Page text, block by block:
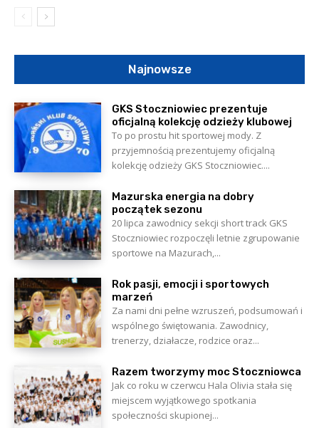
Najnowsze
GKS Stoczniowiec prezentuje
oficjalną kolekcję odzieży klubowej
To po prostu hit sportowej mody. Z
przyjemnością prezentujemy oficjalną
kolekcję odzieży GKS Stoczniowiec....
Mazurska energia na dobry
początek sezonu
20 lipca zawodnicy sekcji short track GKS
Stoczniowiec rozpoczęli letnie zgrupowanie
sportowe na Mazurach,...
Rok pasji, emocji i sportowych
marzeń
Za nami dni pełne wzruszeń, podsumowań i
wspólnego świętowania. Zawodnicy,
trenerzy, działacze, rodzice oraz...
Razem tworzymy moc Stoczniowca
Jak co roku w czerwcu Hala Olivia stała się
miejscem wyjątkowego spotkania
społeczności skupionej...